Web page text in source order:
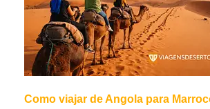
Como viajar de Angola para